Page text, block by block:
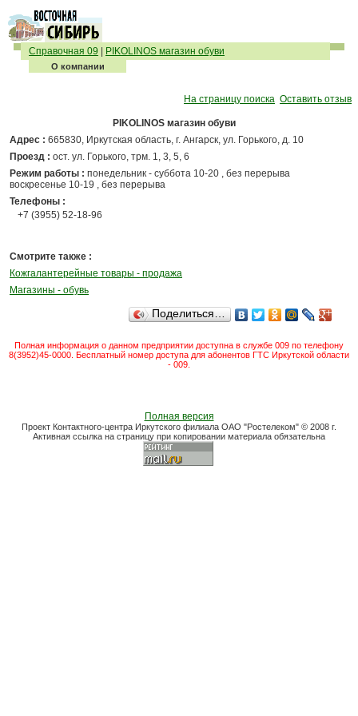
Справочная 09 PIKOLINOS магазин обуви
О компании
На страницу поиска Оставить отзыв
PIKOLINOS магазин обуви
Адрес : 665830, Иркутская область, г. Ангарск, ул. Горького, д. 10
Проезд : ост. ул. Горького, трм. 1, 3, 5, 6
Режим работы : понедельник - суббота 10-20 , без перерыва
воскресенье 10-19 , без перерыва
Телефоны :
+7 (3955) 52-18-96
Смотрите также :
Кожгалантерейные товары - продажа
Магазины - обувь
Поделиться…
Полная информация о данном предприятии доступна в службе 009 по телефону
8(3952)45-0000. Бесплатный номер доступа для абонентов ГТС Иркутской области
- 009.
Полная версия
Проект Контактного-центра Иркутского филиала ОАО "Ростелеком" © 2008 г.
Активная ссылка на страницу при копировании материала обязательна